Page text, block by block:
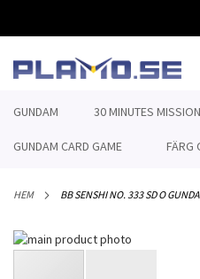
TILL
GUNDAM
30 MINUTES
GUNDAM CARD GAME FÄRG
HEM BB SENSHI NO. 333 SD O
Hoppa
till